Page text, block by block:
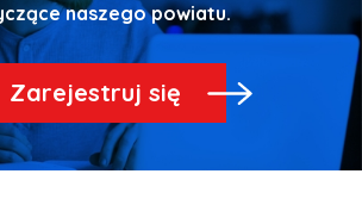
dotyczące naszego powiatu.
Zarejestruj się